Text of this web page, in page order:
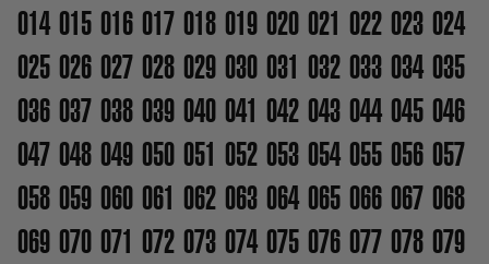
014 015 016 017 018 019 020 021 022 023 024
025 026 027 028 029 030 031 032 033 034 035
036 037 038 039 040 041 042 043 044 045 046
047 048 049 050 051 052 053 054 055 056 057
058 059 060 061 062 063 064 065 066 067 068
069 070 071 072 073 074 075 076 077 078 079